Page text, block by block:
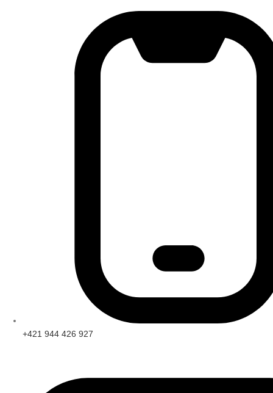
+421 944 426 927